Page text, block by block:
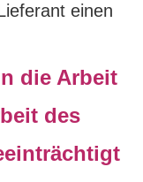
einen
die Arbeit
des